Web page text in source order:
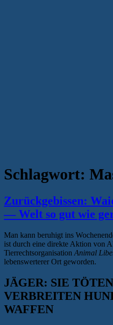
Schlagwort:
Zurückgebissen:
— Welt so gut wie
Man kann beruhigt ins
ist durch eine direkte Aktion von
Tierrechtsorganisation Animal
lebenswerterer Ort geworden.
JÄGER: SIE
VERBREITEN
WAFFEN